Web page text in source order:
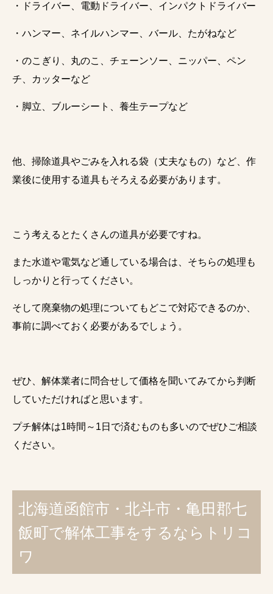
・ドライバー、電動ドライバー、インパクトドライバー
・ハンマー、ネイルハンマー、バール、たがねなど
・のこぎり、丸のこ、チェーンソー、ニッパー、ペン
チ、カッターなど
・脚立、ブルーシート、養生テープなど
他、掃除道具やごみを入れる袋（丈夫なもの）など、作
業後に使用する道具もそろえる必要があります。
こう考えるとたくさんの道具が必要ですね。
また水道や電気など通している場合は、そちらの処理も
しっかりと行ってください。
そして廃棄物の処理についてもどこで対応できるのか、
事前に調べておく必要があるでしょう。
ぜひ、解体業者に問合せして価格を聞いてみてから判断
していただければと思います。
プチ解体は1時間～1日で済むものも多いのでぜひご相談
ください。
北海道函館市・北斗市・亀田郡七
飯町で解体工事をするならトリコ
ワ